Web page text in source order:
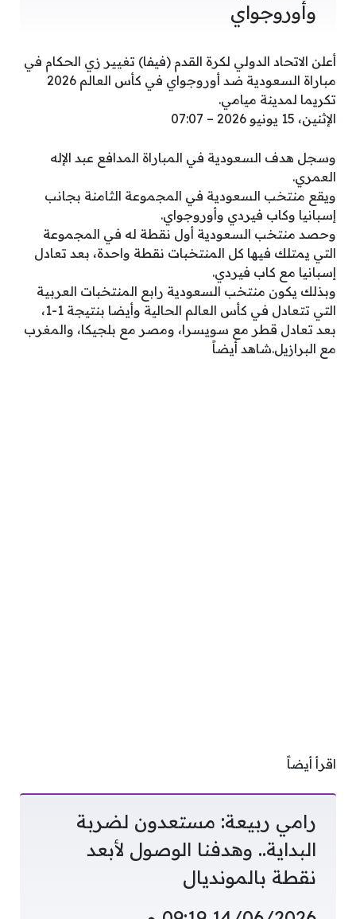
وأوروجواي
أعلن الاتحاد الدولي لكرة القدم (فيفا) تغيير زي الحكام في
مباراة السعودية ضد أوروجواي في كأس العالم 2026
تكريما لمدينة ميامي.
الإثنين، 15 يونيو 2026 – 07:07
وسجل هدف السعودية في المباراة المدافع عبد الإله
العمري.
ويقع منتخب السعودية في المجموعة الثامنة بجانب
إسبانيا وكاب فيردي وأوروجواي.
وحصد منتخب السعودية أول نقطة له في المجموعة
التي يمتلك فيها كل المنتخبات نقطة واحدة، بعد تعادل
إسبانيا مع كاب فيردي.
وبذلك يكون منتخب السعودية رابع المنتخبات العربية
التي تتعادل في كأس العالم الحالية وأيضا بنتيجة 1-1،
بعد تعادل قطر مع سويسرا، ومصر مع بلجيكا، والمغرب
مع البرازيل.شاهد أيضاً
اقرأ أيضاً
رامي ربيعة: مستعدون لضربة
البداية.. وهدفنا الوصول لأبعد
نقطة بالمونديال